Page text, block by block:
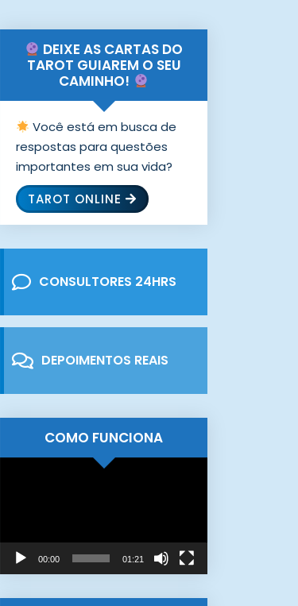
DEIXE AS CARTAS DO
TAROT GUIAREM O SEU
CAMINHO!
Você está em busca de
respostas para questões
importantes em sua vida?
TAROT ONLINE
CONSULTORES 24HRS
DEPOIMENTOS REAIS
COMO FUNCIONA
00:00 01:21